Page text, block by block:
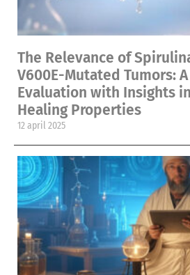
The Relevance of
V600E-Mutated Tumors:
Evaluation with Insights
Healing Properties
12 april 2025